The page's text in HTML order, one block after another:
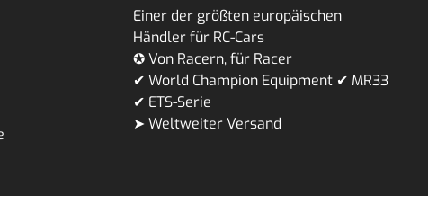
Einer der größten europäischen
Händler für RC-Cars
✪ Von Racern, für Racer
✔ World Champion Equipment ✔ MR33
✔ ETS-Serie
➤ Weltweiter Versand